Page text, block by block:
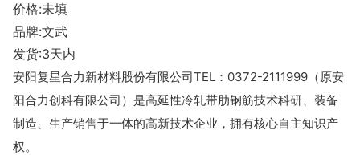
价格:未填
品牌:文武
发货:3天内
安阳复星合力新材料股份有限公司TEL：0372-2111999（原安
阳合力创科有限公司）是高延性冷轧带肋钢筋技术科研、装备
制造、生产销售于一体的高新技术企业， 拥有核心自主知识产
权。